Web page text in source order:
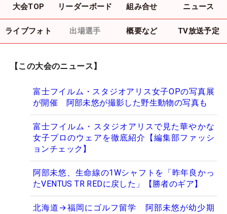
大会TOP リーダーボード 組み合せ ニュース
ライブフォト 出場選手 概要など TV放送予定
【この大会のニュース】
富士フイルム・スタジオアリス女子OPの写真展
が開催 阿部未悠が撮影した野生動物の写真も
富士フイルム・スタジオアリスで見た華やかな
女子プロのウェアを徹底紹介【編集部ファッシ
ョンチェック】
阿部未悠、生命線の1Wシャフトを「昨年良かっ
たVENTUS TR REDに戻した」【勝者のギア】
北海道→福岡にゴルフ留学 阿部未悠が幼少期